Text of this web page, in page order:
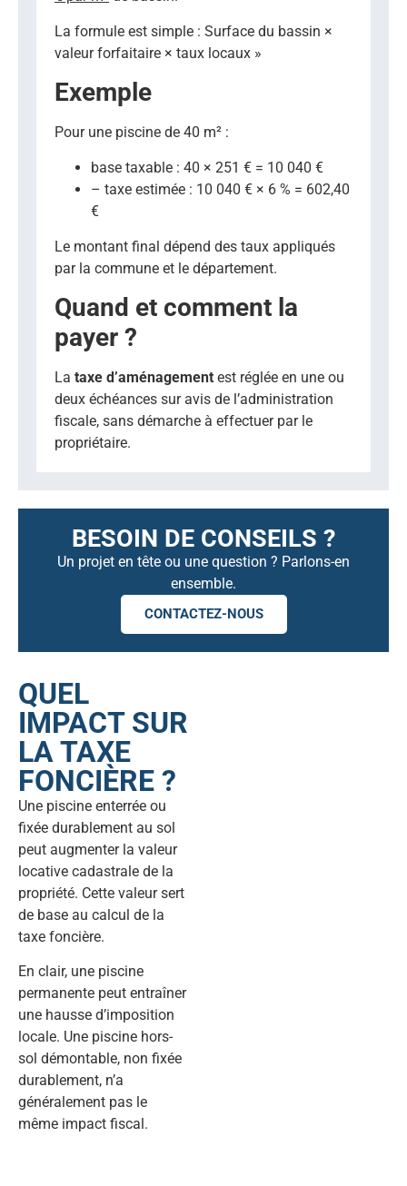
La formule est simple : Surface du bassin ×
valeur forfaitaire × taux locaux »
Exemple
Pour une piscine de 40 m² :
base taxable : 40 × 251 € = 10 040 €
– taxe estimée : 10 040 € × 6 % = 602,40
€
Le montant final dépend des taux appliqués
par la commune et le département.
Quand et comment la
payer ?
La taxe d’aménagement est réglée en une ou
deux échéances sur avis de l’administration
fiscale, sans démarche à effectuer par le
propriétaire.
BESOIN DE CONSEILS ?
Un projet en tête ou une question ? Parlons-en
ensemble.
CONTACTEZ-NOUS
QUEL
IMPACT SUR
LA TAXE
FONCIÈRE ?
Une piscine enterrée ou
fixée durablement au sol
peut augmenter la valeur
locative cadastrale de la
propriété. Cette valeur sert
de base au calcul de la
taxe foncière.
En clair, une piscine
permanente peut entraîner
une hausse d’imposition
locale. Une piscine hors-
sol démontable, non fixée
durablement, n’a
généralement pas le
même impact fiscal.